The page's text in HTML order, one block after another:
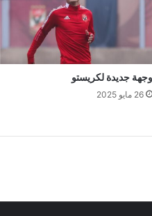
وجهة جديدة لكريستو
26 مايو 2025